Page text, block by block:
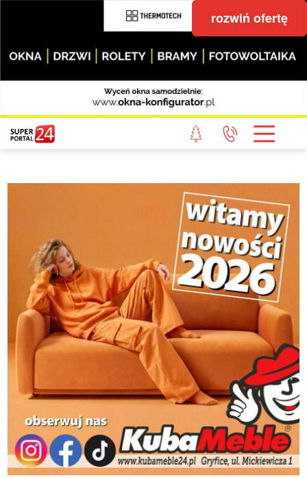
rozwiń ofertę
STRONA GŁÓWNA
POWIAT GRYFICKI
KONTAKT
REDAKCJA
REGULAMIN